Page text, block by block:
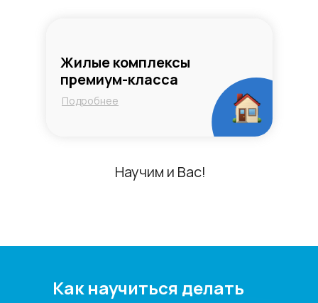
Подробнее
Жилые комплексы
премиум-класса
Научим и Вас!
Как научиться делать